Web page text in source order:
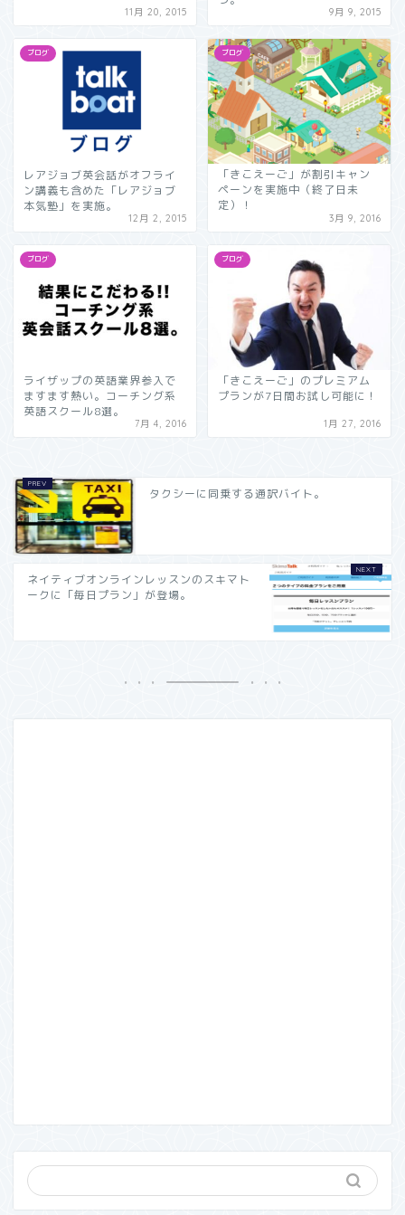
11月 20, 2015 9月 9, 2015
ブログ
レアジョブ英会話がオフライ
ン講義も含めた「レアジョブ
本気塾」を実施。
12月 2, 2015
ブログ
「きこえーご」が割引キャン
ペーンを実施中（終了日未
定）！
3月 9, 2016
ブログ
ライザップの英語業界参入で
ますます熱い。コーチング系
英語スクール8選。
7月 4, 2016
ブログ
「きこえーご」のプレミアム
プランが7日間お試し可能に！
1月 27, 2016
タクシーに同乗する通訳バイト。
ネイティブオンラインレッスンのスキマト
ークに「毎日プラン」が登場。